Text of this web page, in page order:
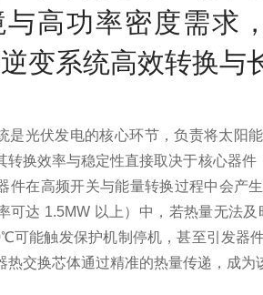
与高功率密度需求
变系统高效转换与
是光伏发电的核心环节，负责将太阳
转换效率与稳定性直接取决于核心器
件在高频开关与能量转换过程中会产
可达 1.5MW 以上）中，若热量无法
可能触发保护机制停机，甚至引发器
热交换芯体通过精准的热量传递，成为